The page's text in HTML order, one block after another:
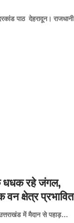
पाठ देहरादून। राजधानी
धधक रहे जंगल,
क्षेत्र प्रभावित
में मैदान से पहाड़…